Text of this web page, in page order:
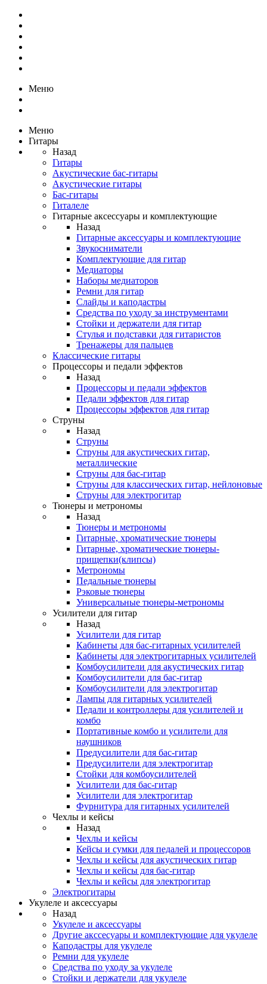
Меню
Меню
Гитары
Назад
Гитары
Акустические бас-гитары
Акустические гитары
Бас-гитары
Гиталеле
Гитарные аксессуары и комплектующие
Назад
Гитарные аксессуары и комплектующие
Звукосниматели
Комплектующие для гитар
Медиаторы
Наборы медиаторов
Ремни для гитар
Слайды и каподастры
Средства по уходу за инструментами
Стойки и держатели для гитар
Стулья и подставки для гитаристов
Тренажеры для пальцев
Классические гитары
Процессоры и педали эффектов
Назад
Процессоры и педали эффектов
Педали эффектов для гитар
Процессоры эффектов для гитар
Струны
Назад
Струны
Струны для акустических гитар,
металлические
Струны для бас-гитар
Струны для классических гитар, нейлоновые
Струны для электрогитар
Тюнеры и метрономы
Назад
Тюнеры и метрономы
Гитарные, хроматические тюнеры
Гитарные, хроматические тюнеры-
прищепки(клипсы)
Метрономы
Педальные тюнеры
Рэковые тюнеры
Универсальные тюнеры-метрономы
Усилители для гитар
Назад
Усилители для гитар
Кабинеты для бас-гитарных усилителей
Кабинеты для электрогитарных усилителей
Комбоусилители для акустических гитар
Комбоусилители для бас-гитар
Комбоусилители для электрогитар
Лампы для гитарных усилителей
Педали и контроллеры для усилителей и
комбо
Портативные комбо и усилители для
наушников
Предусилители для бас-гитар
Предусилители для электрогитар
Стойки для комбоусилителей
Усилители для бас-гитар
Усилители для электрогитар
Фурнитура для гитарных усилителей
Чехлы и кейсы
Назад
Чехлы и кейсы
Кейсы и сумки для педалей и процессоров
Чехлы и кейсы для акустических гитар
Чехлы и кейсы для бас-гитар
Чехлы и кейсы для электрогитар
Электрогитары
Укулеле и аксессуары
Назад
Укулеле и аксессуары
Другие акссесуары и комплектующие для укулеле
Каподастры для укулеле
Ремни для укулеле
Средства по уходу за укулеле
Стойки и держатели для укулеле